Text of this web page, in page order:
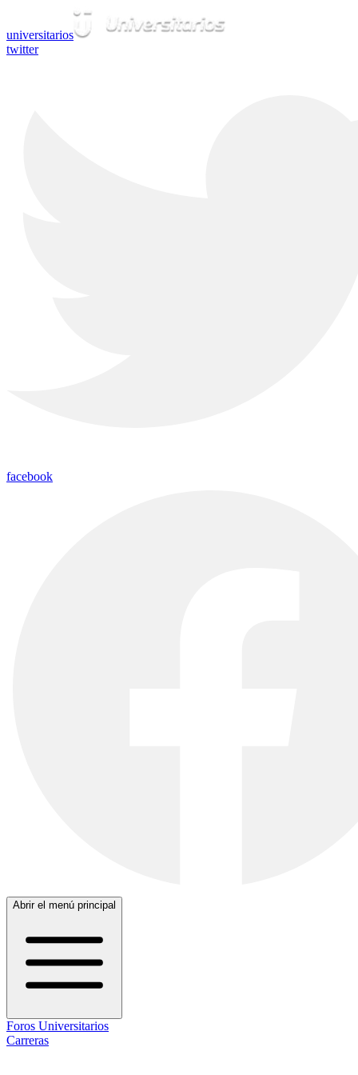
universitarios
twitter
facebook
Abrir el menú principal
Foros Universitarios
Carreras